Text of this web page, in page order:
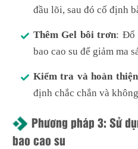
đầu lõi, sau đó cố định
Thêm Gel bôi trơn: Đổ
bao cao su để giảm ma
Kiểm tra và hoàn thiện
định chắc chắn và
Phương pháp 3: Sử
bao cao su